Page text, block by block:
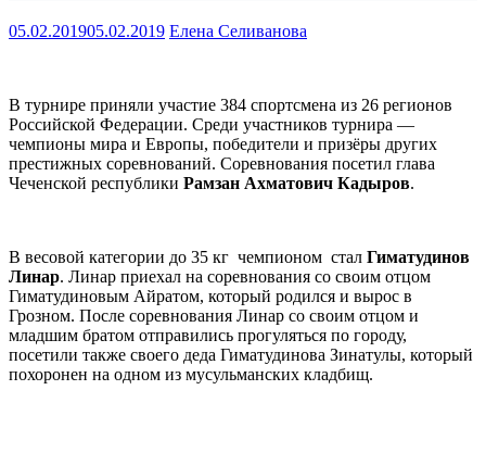
05.02.201905.02.2019 Елена Селиванова
В турнире приняли участие 384 спортсмена из 26 регионов
Российской Федерации. Среди участников турнира —
чемпионы мира и Европы, победители и призёры других
престижных соревнований. Соревнования посетил глава
Чеченской республики Рамзан Ахматович Кадыров.
В весовой категории до 35 кг чемпионом стал Гиматудинов
Линар. Линар приехал на соревнования со своим отцом
Гиматудиновым Айратом, который родился и вырос в
Грозном. После соревнования Линар со своим отцом и
младшим братом отправились прогуляться по городу,
посетили также своего деда Гиматудинова Зинатулы, который
похоронен на одном из мусульманских кладбищ.